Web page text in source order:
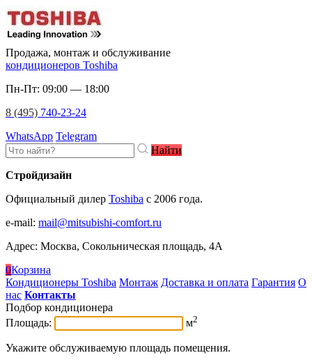
Продажа, монтаж и обслуживание
кондиционеров Toshiba
Пн-Пт: 09:00 — 18:00
8 (495) 740-23-24
WhatsApp Telegram
Найти
Стройдизайн
Официальный дилер Toshiba c 2006 года.
e-mail: mail@mitsubishi-comfort.ru
Адрес: Москва, Сокольническая площадь, 4А
0Корзина
Кондиционеры Toshiba Монтаж Доставка и оплата Гарантия О
нас Контакты
Подбор кондиционера
Площадь:
м2
Укажите обслуживаемую площадь помещения.